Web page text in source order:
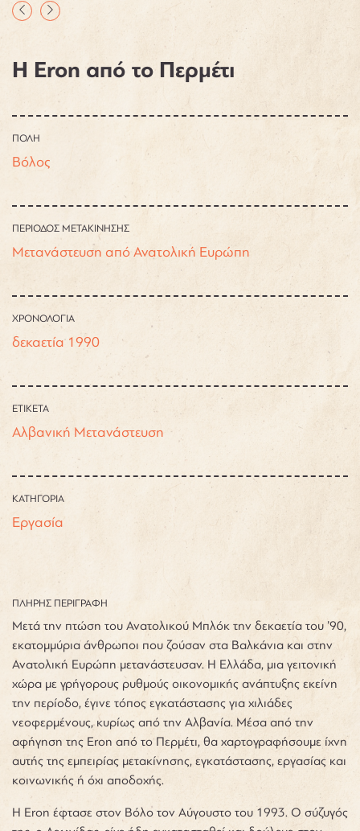
Η Eron από το Περμέτι
ΠΟΛΗ
Βόλος
ΠΕΡΙΟΔΟΣ ΜΕΤΑΚΙΝΗΣΗΣ
Μετανάστευση από Ανατολική Ευρώπη
ΧΡΟΝΟΛΟΓΙΑ
δεκαετία 1990
ΕΤΙΚΕΤΑ
Αλβανική Μετανάστευση
ΚΑΤΗΓΟΡΙΑ
Εργασία
ΠΛΗΡΗΣ ΠΕΡΙΓΡΑΦΗ
Μετά την πτώση του Ανατολικού Μπλόκ την δεκαετία του ’90,
εκατομμύρια άνθρωποι που ζούσαν στα Βαλκάνια και στην
Ανατολική Ευρώπη μετανάστευσαν. Η Ελλάδα, μια γειτονική
χώρα με γρήγορους ρυθμούς οικονομικής ανάπτυξης εκείνη
την περίοδο, έγινε τόπος εγκατάστασης για χιλιάδες
νεοφερμένους, κυρίως από την Αλβανία. Μέσα από την
αφήγηση της Eron από το Περμέτι, θα χαρτογραφήσουμε ίχνη
αυτής της εμπειρίας μετακίνησης, εγκατάστασης, εργασίας και
κοινωνικής ή όχι αποδοχής.
Η Eron έφτασε στον Βόλο τον Αύγουστο του 1993. Ο σύζυγός